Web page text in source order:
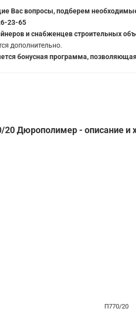
Вас вопросы, подберем
23-65
и снабженцев строительных
дополнительно.
бонусная программа,
Дюрополимер - описание и
П770/20